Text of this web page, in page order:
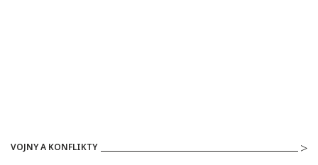
VOJNY A KONFLIKTY